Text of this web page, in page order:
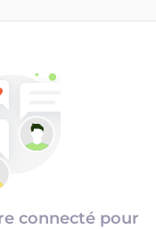
connecté pour